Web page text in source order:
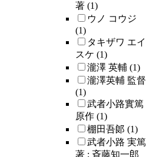
著 (1)
ウノ コウジ
(1)
タキザワ エイ
スケ (1)
瀧澤 英輔 (1)
瀧澤英輔 監督
(1)
武者小路實篤
原作 (1)
棚田吾郞 (1)
武者小路 実篤
著 ; 斉藤知一郎